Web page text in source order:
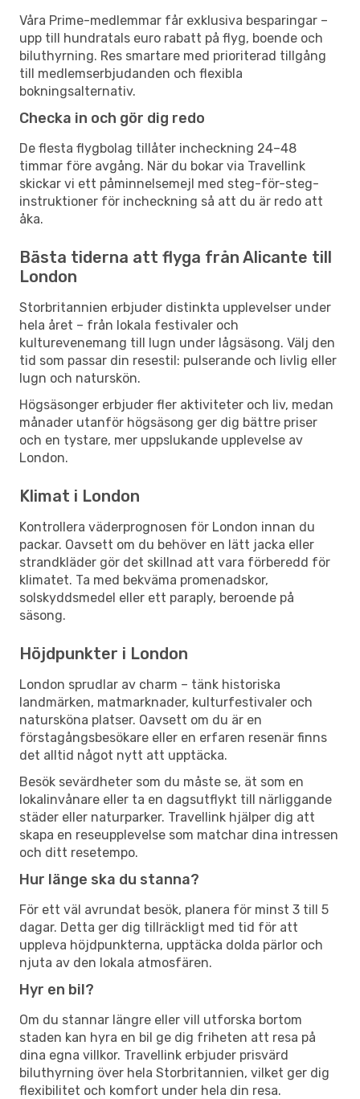
Våra Prime-medlemmar får exklusiva besparingar –
upp till hundratals euro rabatt på flyg, boende och
biluthyrning. Res smartare med prioriterad tillgång
till medlemserbjudanden och flexibla
bokningsalternativ.
Checka in och gör dig redo
De flesta flygbolag tillåter incheckning 24–48
timmar före avgång. När du bokar via Travellink
skickar vi ett påminnelsemejl med steg-för-steg-
instruktioner för incheckning så att du är redo att
åka.
Bästa tiderna att flyga från Alicante till
London
Storbritannien erbjuder distinkta upplevelser under
hela året – från lokala festivaler och
kulturevenemang till lugn under lågsäsong. Välj den
tid som passar din resestil: pulserande och livlig eller
lugn och naturskön.
Högsäsonger erbjuder fler aktiviteter och liv, medan
månader utanför högsäsong ger dig bättre priser
och en tystare, mer uppslukande upplevelse av
London.
Klimat i London
Kontrollera väderprognosen för London innan du
packar. Oavsett om du behöver en lätt jacka eller
strandkläder gör det skillnad att vara förberedd för
klimatet. Ta med bekväma promenadskor,
solskyddsmedel eller ett paraply, beroende på
säsong.
Höjdpunkter i London
London sprudlar av charm – tänk historiska
landmärken, matmarknader, kulturfestivaler och
natursköna platser. Oavsett om du är en
förstagångsbesökare eller en erfaren resenär finns
det alltid något nytt att upptäcka.
Besök sevärdheter som du måste se, ät som en
lokalinvånare eller ta en dagsutflykt till närliggande
städer eller naturparker. Travellink hjälper dig att
skapa en reseupplevelse som matchar dina intressen
och ditt resetempo.
Hur länge ska du stanna?
För ett väl avrundat besök, planera för minst 3 till 5
dagar. Detta ger dig tillräckligt med tid för att
uppleva höjdpunkterna, upptäcka dolda pärlor och
njuta av den lokala atmosfären.
Hyr en bil?
Om du stannar längre eller vill utforska bortom
staden kan hyra en bil ge dig friheten att resa på
dina egna villkor. Travellink erbjuder prisvärd
biluthyrning över hela Storbritannien, vilket ger dig
flexibilitet och komfort under hela din resa.